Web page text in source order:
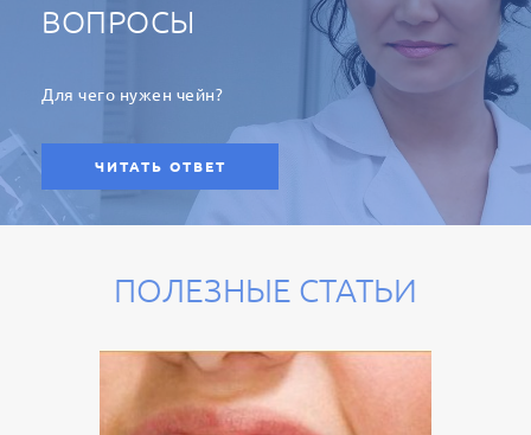
ВОПРОСЫ
Для чего нужен чейн?
ЧИТАТЬ ОТВЕТ
ПОЛЕЗНЫЕ СТАТЬИ